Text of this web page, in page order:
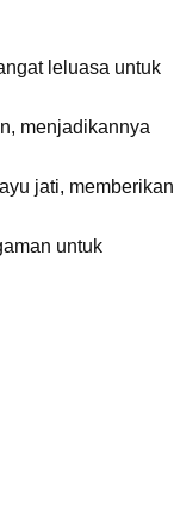
leluasa untuk
menjadikannya
jati, memberikan
untuk